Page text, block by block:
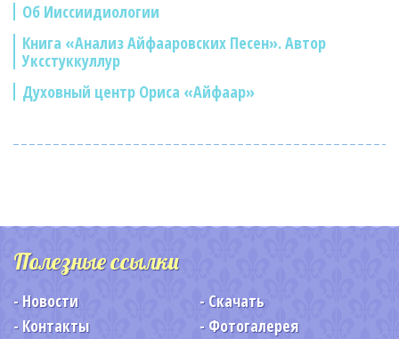
Об Ииссиидиологии
Книга «Анализ Айфааровских Песен». Автор
Уксстуккуллур
Духовный центр Ориса «Айфаар»
Полезные ссылки
Новости
Скачать
Контакты
Фотогалерея